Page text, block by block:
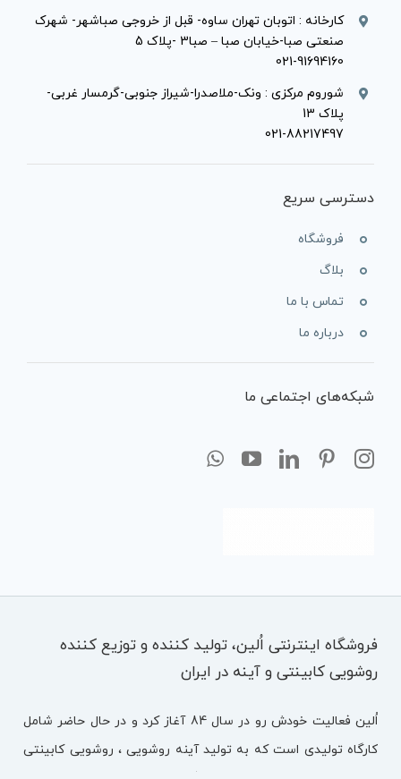
کارخانه : اتوبان تهران ساوه- قبل از خروجی صباشهر- شهرک
صنعتی صبا-خیابان صبا – صبا3 -پلاک 5
021-91694160
شوروم مرکزی : ونک-ملاصدرا-شیراز جنوبی-گرمسار غربی-
پلاک 13
021-88217497
دسترسی سریع
فروشگاه
بلاگ
تماس با ما
درباره ما
شبکه‌های اجتماعی ما
فروشگاه اینترنتی اُلین، تولید کننده و توزیع کننده
روشویی کابینتی و آینه در ایران
اُلین فعالیت خودش رو در سال 84 آغاز کرد و در حال حاضر شامل
کارگاه تولیدی است که به تولید آینه روشویی ، روشویی کابینتی